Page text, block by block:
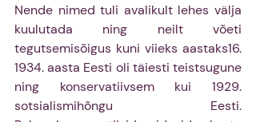
Nende nimed tuli avalikult lehes välja
kuulutada ning neilt võeti
tegutsemisõigus kuni viieks aastaks16.
1934. aasta Eesti oli täiesti teistsugune
ning konservatiivsem kui 1929.
sotsialismihõngu Eesti.